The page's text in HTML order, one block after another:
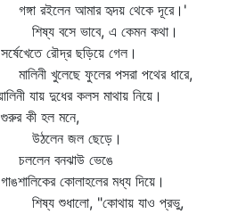
রইলেন আমার হৃদয় থেকে দূরে।'
বসে ভাবে, এ কেমন কথা।
রৌদ্র ছড়িয়ে গেল।
খুলেছে ফুলের পসরা পথের ধারে,
যায় দুধের কলস মাথায় নিয়ে।
কী হল মনে,
জল ছেড়ে।
বনঝাউ ভেঙে
কোলাহলের মধ্য দিয়ে।
শুধালো, "কোথায় যাও প্রভু,